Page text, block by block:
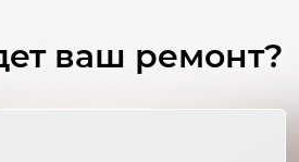
ваш ремонт?